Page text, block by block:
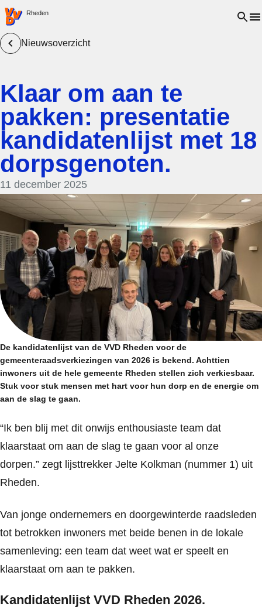
VVD.nl - Ga naar de homepage
Rheden Open
Nieuwsoverzicht
Klaar om aan te
pakken: presentatie
kandidatenlijst met 18
dorpsgenoten.
11 december 2025
De kandidatenlijst van de VVD Rheden voor de
gemeenteraadsverkiezingen van 2026 is bekend. Achttien
inwoners uit de hele gemeente Rheden stellen zich verkiesbaar.
Stuk voor stuk mensen met hart voor hun dorp en de energie om
aan de slag te gaan.
“Ik ben blij met dit onwijs enthousiaste team dat
klaarstaat om aan de slag te gaan voor al onze
dorpen.” zegt lijsttrekker Jelte Kolkman (nummer 1) uit
Rheden.
Van jonge ondernemers en doorgewinterde raadsleden
tot betrokken inwoners met beide benen in de lokale
samenleving: een team dat weet wat er speelt en
klaarstaat om aan te pakken.
Kandidatenlijst VVD Rheden 2026.